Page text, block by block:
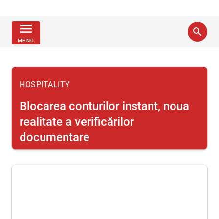
menu
MENU
search
HOSPITALITY
Blocarea conturilor instant, noua
realitate a verificărilor
documentare